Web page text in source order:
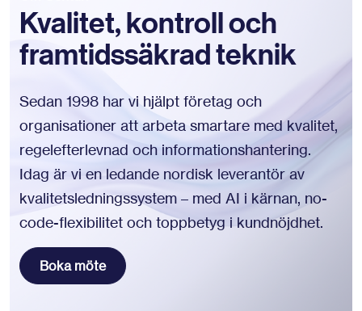
Kvalitet, kontroll och
framtidssäkrad teknik
Sedan 1998 har vi hjälpt företag och
organisationer att arbeta smartare med kvalitet,
regelefterlevnad och informationshantering.
Idag är vi en ledande nordisk leverantör av
kvalitetsledningssystem – med AI i kärnan, no-
code-flexibilitet och toppbetyg i kundnöjdhet.
Boka möte